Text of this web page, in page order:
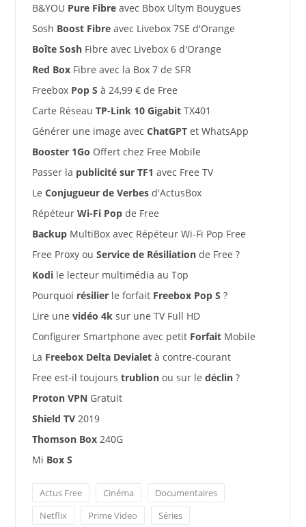
B&YOU Pure Fibreavec Bbox Ultym Bouygues
Sosh Boost Fibreavec Livebox 7SE d'Orange
Boîte SoshFibre avec Livebox 6 d'Orange
Red BoxFibre avec la Box 7 de SFR
Freebox Pop S à 24,99 € de Free
Carte Réseau TP-Link 10 GigabitTX401
Générer une image avec ChatGPTet WhatsApp
Booster 1Go Offert chez Free Mobile
Passer la publicité sur TF1 avec Free TV
Le Conjugueur de Verbesd'ActusBox
Répéteur Wi-Fi Popde Free
BackupMultiBox avec Répéteur Wi-Fi Pop Free
Free Proxy ou Service de Résiliationde Free ?
Kodile lecteur multimédia au Top
Pourquoi résilierle forfait Freebox Pop S ?
Lire une vidéo 4ksur une TV Full HD
Configurer Smartphone avec petit ForfaitMobile
La Freebox Delta Devialetà contre-courant
Free est-il toujours trublionou sur le déclin?
Proton VPN Gratuit
Shield TV2019
Thomson Box240G
Mi Box S
Actus Free Cinéma
Documentaires
Netflix
Prime Video Séries